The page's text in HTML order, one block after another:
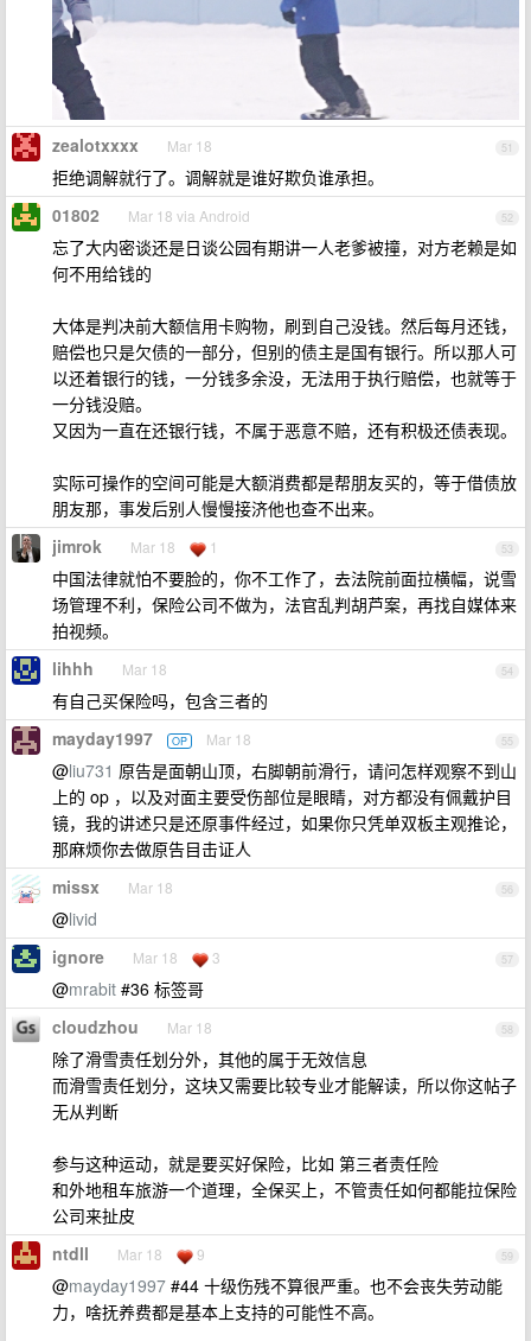
51
zealotxxxx Mar 18
拒绝调解就行了。调解就是谁好欺负谁承担。
52
01802 Mar 18 via Android
忘了大内密谈还是日谈公园有期讲一人老爹被撞，对方老赖是如
何不用给钱的
大体是判决前大额信用卡购物，刷到自己没钱。然后每月还钱，
赔偿也只是欠债的一部分，但别的债主是国有银行。所以那人可
以还着银行的钱，一分钱多余没，无法用于执行赔偿，也就等于
一分钱没赔。
又因为一直在还银行钱，不属于恶意不赔，还有积极还债表现。
实际可操作的空间可能是大额消费都是帮朋友买的，等于借债放
朋友那，事发后别人慢慢接济他也查不出来。
53
jimrok Mar 18 1
中国法律就怕不要脸的，你不工作了，去法院前面拉横幅，说雪
场管理不利，保险公司不做为，法官乱判胡芦案，再找自媒体来
拍视频。
54
lihhh Mar 18
有自己买保险吗，包含三者的
55
mayday1997 OP Mar 18
@liu731 原告是面朝山顶，右脚朝前滑行，请问怎样观察不到山
上的 op ，以及对面主要受伤部位是眼睛，对方都没有佩戴护目
镜，我的讲述只是还原事件经过，如果你只凭单双板主观推论，
那麻烦你去做原告目击证人
56
missx Mar 18
@livid
57
ignore Mar 18 3
@mrabit #36 标签哥
58
cloudzhou Mar 18
除了滑雪责任划分外，其他的属于无效信息
而滑雪责任划分，这块又需要比较专业才能解读，所以你这帖子
无从判断
参与这种运动，就是要买好保险，比如 第三者责任险
和外地租车旅游一个道理，全保买上，不管责任如何都能拉保险
公司来扯皮
59
ntdll Mar 18 9
@mayday1997 #44 十级伤残不算很严重。也不会丧失劳动能
力，啥抚养费都是基本上支持的可能性不高。